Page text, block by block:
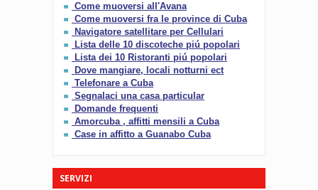
Come muoversi all'Avana
Come muoversi fra le province di Cuba
Navigatore satellitare per Cellulari
Lista delle 10 discoteche piú popolari
Lista dei 10 Ristoranti piú popolari
Dove mangiare, locali notturni ect
Telefonare a Cuba
Segnalaci una casa particular
Domande frequenti
Amorcuba , affitti mensili a Cuba
Case in affitto a Guanabo Cuba
SERVIZI